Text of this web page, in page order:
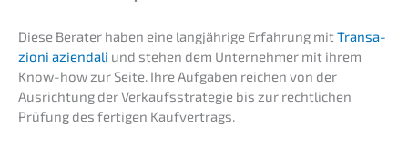
Diese Berater haben eine langjäh­ri­ge Erfah­rung mitTransa­
zio­ni aziend­a­li und stehen dem Unter­neh­mer mit ihrem
Know-how zur Seite. Ihre Aufga­ben reichen von der
Ausrich­tung der Verkaufs­stra­te­gie bis zur recht­li­chen
Prüfung des ferti­gen Kaufvertrags.